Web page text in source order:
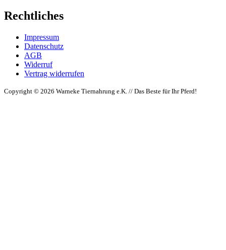
Rechtliches
Impressum
Datenschutz
AGB
Widerruf
Vertrag widerrufen
Copyright © 2026 Warneke Tiernahrung e.K. // Das Beste für Ihr Pferd!